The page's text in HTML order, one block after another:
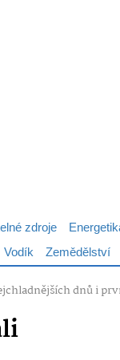
zdroje
Vodík Zemědělství
dnů i